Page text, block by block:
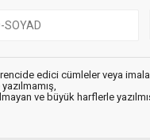
edici cümleler veya
ve büyük harflerle